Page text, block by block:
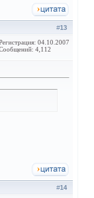
#13
04.10.2007
4,112
#14